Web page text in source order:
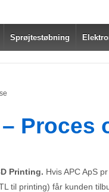
Sprøjtestøbning
Proces
Printing. Hvis APC ApS
til printing) får kunden